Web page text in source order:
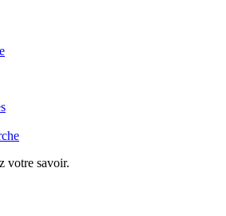
votre savoir.